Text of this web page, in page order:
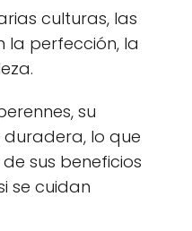
culturas, las
la perfección, la
su
duradera, lo que
sus beneficios
se cuidan